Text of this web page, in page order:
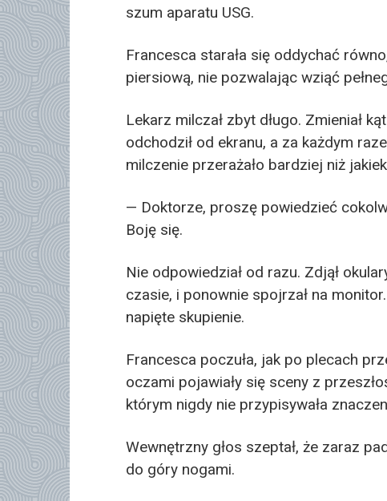
szum aparatu USG.
Francesca starała się oddychać
piersiową, nie pozwalając wziąć
Lekarz milczał zbyt długo. Zmieniał
odchodził od ekranu, a za każdym
milczenie przerażało bardziej niż
— Doktorze, proszę powiedzieć
Boję się.
Nie odpowiedział od razu. Zdjął
czasie, i ponownie spojrzał na
napięte skupienie.
Francesca poczuła, jak po plecach
oczami pojawiały się sceny z
którym nigdy nie przypisywała
Wewnętrzny głos szeptał, że zaraz
do góry nogami.